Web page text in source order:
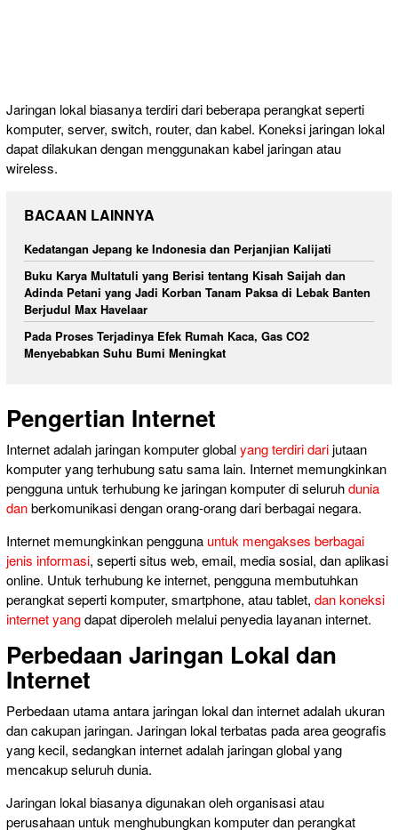
Jaringan lokal biasanya terdiri dari beberapa perangkat seperti
komputer, server, switch, router, dan kabel. Koneksi jaringan lokal
dapat dilakukan dengan menggunakan kabel jaringan atau
wireless.
BACAAN LAINNYA
Kedatangan Jepang ke Indonesia dan Perjanjian Kalijati
Buku Karya Multatuli yang Berisi tentang Kisah Saijah dan
Adinda Petani yang Jadi Korban Tanam Paksa di Lebak Banten
Berjudul Max Havelaar
Pada Proses Terjadinya Efek Rumah Kaca, Gas CO2
Menyebabkan Suhu Bumi Meningkat
Pengertian Internet
Internet adalah jaringan komputer globalyang terdiri darijutaan
komputer yang terhubung satu sama lain. Internet memungkinkan
pengguna untuk terhubung ke jaringan komputer di seluruhdunia
danberkomunikasi dengan orang-orang dari berbagai negara.
Internet memungkinkan pengguna untuk mengakses berbagai
jenis informasi, seperti situs web, email, media sosial, dan aplikasi
online. Untuk terhubung ke internet, pengguna membutuhkan
perangkat seperti komputer, smartphone, atau tablet, dan koneksi
internet yangdapat diperoleh melalui penyedia layanan internet.
Perbedaan Jaringan Lokal dan
Internet
Perbedaan utama antara jaringan lokal dan internet adalah ukuran
dan cakupan jaringan. Jaringan lokal terbatas pada area geografis
yang kecil, sedangkan internet adalah jaringan global yang
mencakup seluruh dunia.
Jaringan lokal biasanya digunakan oleh organisasi atau
perusahaan untuk menghubungkan komputer dan perangkat